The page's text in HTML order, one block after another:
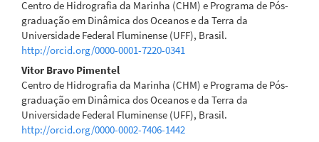
do
artigo
principal
Centro de Hidrografia da Marinha (CHM) e Programa de Pós-
graduação em Dinâmica dos Oceanos e da Terra da
Universidade Federal Fluminense (UFF), Brasil.
http://orcid.org/0000-0001-7220-0341
Vitor Bravo Pimentel
Centro de Hidrografia da Marinha (CHM) e Programa de Pós-
graduação em Dinâmica dos Oceanos e da Terra da
Universidade Federal Fluminense (UFF), Brasil.
http://orcid.org/0000-0002-7406-1442